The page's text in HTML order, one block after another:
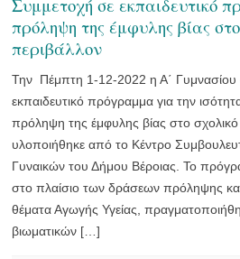
Συμμετοχή σε εκπαιδευτικό
πρόληψη της έμφυλης βίας
περιβάλλον
Την Πέμπτη 1-12-2022 η Α΄ Γυμνασίου
εκπαιδευτικό πρόγραμμα για την
πρόληψη της έμφυλης βίας στο
υλοποιήθηκε από το Κέντρο
Γυναικών του Δήμου Βέροιας. Το
στο πλαίσιο των δράσεων πρόληψης
θέματα Αγωγής Υγείας,
βιωματικών […]